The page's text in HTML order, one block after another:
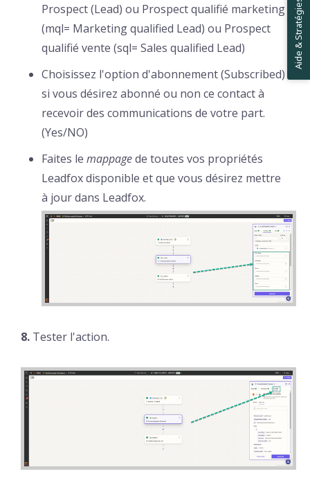
Prospect (Lead) ou Prospect qualifié marketing
(mql= Marketing qualified Lead) ou Prospect
qualifié vente (sql= Sales qualified Lead)
Choisissez l'option d'abonnement (Subscribed)
si vous désirez abonné ou non ce contact à
recevoir des communications de votre part.
(Yes/NO)
Faites le mappagede toutes vos propriétés
Leadfox disponible et que vous désirez mettre
à jour dans Leadfox.
8. Tester l'action.
Aide & Stratégies ✋